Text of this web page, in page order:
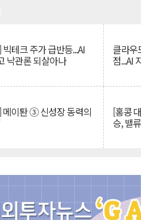
테크 주가 급반등...AI
낙관론 되살아나
클라우
점...AI
메이퇀 ③ 신성장 동력의 [홍콩
승, 밸